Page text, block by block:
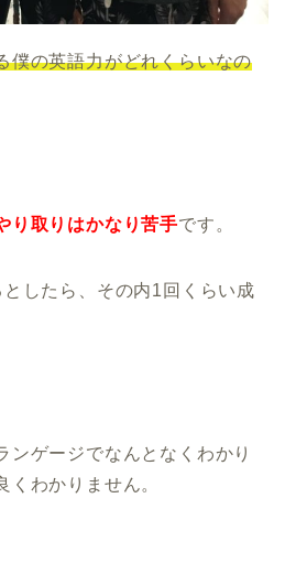
僕の英語力がどれくらいなの
り取りはかなり苦手です。
したら、その内1回くらい成
ンゲージでなんとなくわかり
くわかりません。